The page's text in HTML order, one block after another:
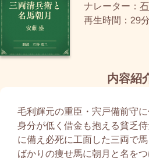
ナレーター：
再生時間：29
内容紹
毛利輝元の重臣・宍戸備前守に
身分が低く借金も抱える貧乏
に備え必死に工面した三両で
ばかりの痩せ馬に朝月と名を